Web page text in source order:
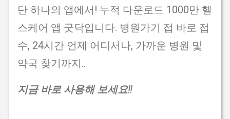
단 하나의 앱에서! 누적 다운로드 1000만 헬
스케어 앱 굿닥입니다. 병원가기 접 바로 접
수, 24시간 언제 어디서나, 가까운 병원 및
약국 찾기까지..
지금 바로 사용해 보세요!!